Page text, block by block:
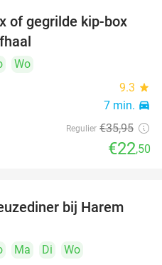
37%
of gegrilde kip-box
Wo
9.3 star
7 min. directions_car
Regulier €35,95
€22,50
45%
bij Harem
Ma Di
Wo